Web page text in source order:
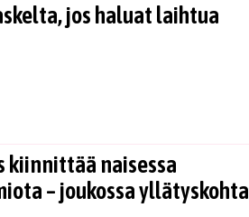
jos haluat laihtua
kiinnittää naisessa
– joukossa yllätyskohta